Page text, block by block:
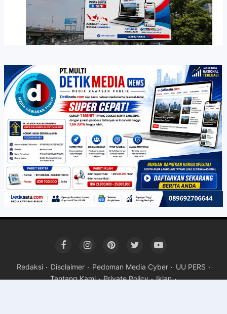
Redaksi Disclaimer Pedoman Media Cyber
UU PERS
Tentang Kami
Private Policy Iklan